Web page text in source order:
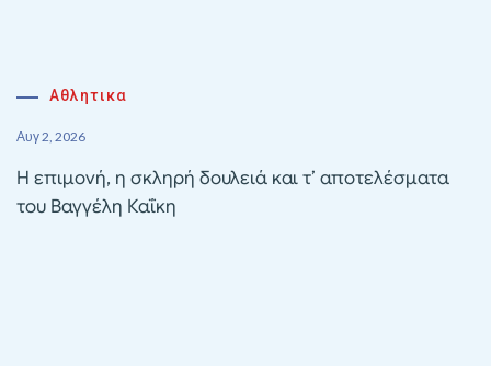
Αθλητικα
Αυγ 2, 2026
Η επιμονή, η σκληρή δουλειά και τ’ αποτελέσματα
του Βαγγέλη Καΐκη